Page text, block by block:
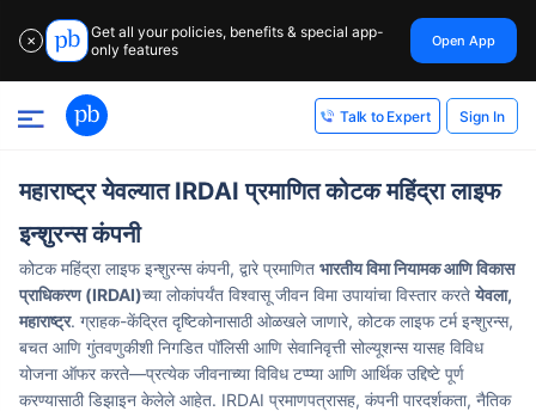
✕
Get all your policies, benefits & special app-
only features
Open App
Talk to Expert Sign In
महाराष्ट्र येवल्यात IRDAI प्रमाणित कोटक महिंद्रा लाइफ
इन्शुरन्स कंपनी
कोटक महिंद्रा लाइफ इन्शुरन्स कंपनी, द्वारे प्रमाणित भारतीय विमा नियामक आणि विकास
प्राधिकरण (IRDAI)च्या लोकांपर्यंत विश्वासू जीवन विमा उपायांचा विस्तार करतेयेवला,
महाराष्ट्र. ग्राहक-केंद्रित दृष्टिकोनासाठी ओळखले जाणारे, कोटक लाइफ टर्म इन्शुरन्स,
बचत आणि गुंतवणुकीशी निगडित पॉलिसी आणि सेवानिवृत्ती सोल्यूशन्स यासह विविध
योजना ऑफर करते—प्रत्येक जीवनाच्या विविध टप्प्या आणि आर्थिक उद्दिष्टे पूर्ण
करण्यासाठी डिझाइन केलेले आहेत. IRDAI प्रमाणपत्रासह, कंपनी पारदर्शकता, नैतिक